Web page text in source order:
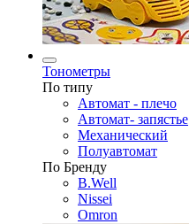
Тонометры
По типу
Автомат - плечо
Автомат- запястье
Механический
Полуавтомат
По Бренду
B.Well
Nissei
Omron